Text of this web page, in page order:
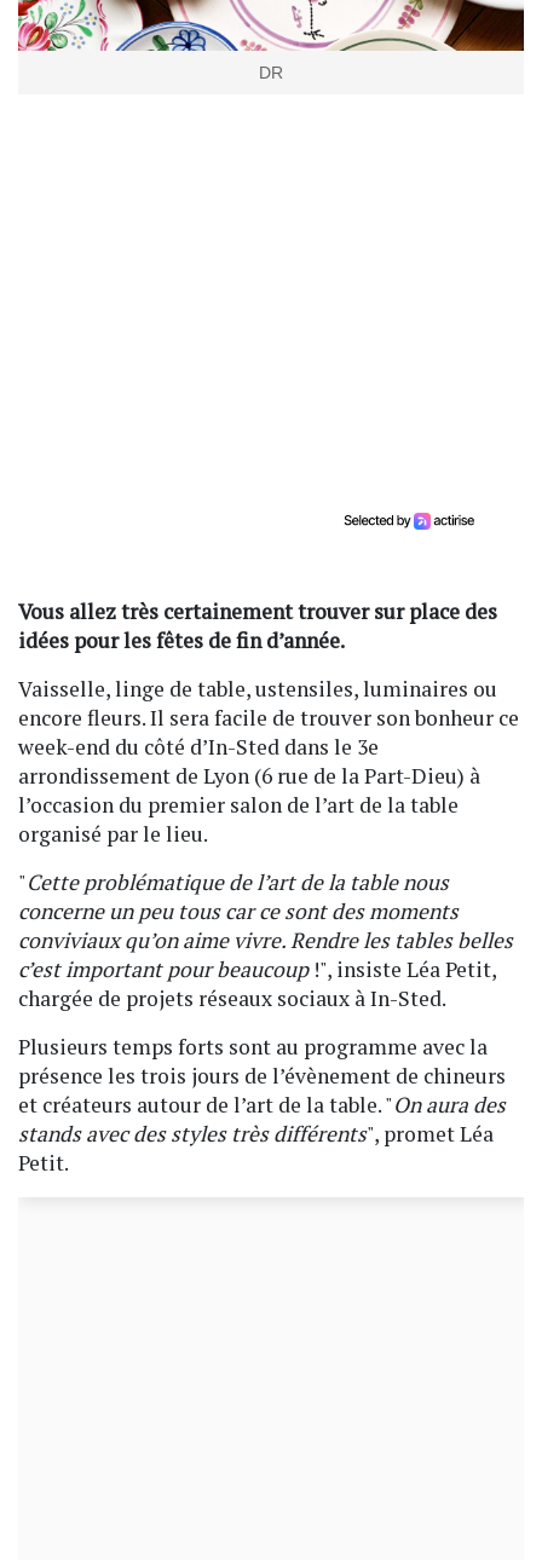
DR
Vous allez très certainement trouver sur place des
idées pour les fêtes de fin d’année.
Vaisselle, linge de table, ustensiles, luminaires ou
encore fleurs. Il sera facile de trouver son bonheur ce
week-end du côté d’In-Sted dans le 3e
arrondissement de Lyon (6 rue de la Part-Dieu) à
l’occasion du premier salon de l’art de la table
organisé par le lieu.
"Cette problématique de l’art de la table nous
concerne un peu tous car ce sont des moments
conviviaux qu’on aime vivre. Rendre les tables belles
c’est important pour beaucoup !", insiste Léa Petit,
chargée de projets réseaux sociaux à In-Sted.
Plusieurs temps forts sont au programme avec la
présence les trois jours de l’évènement de chineurs
et créateurs autour de l’art de la table. "On aura des
stands avec des styles très différents", promet Léa
Petit.